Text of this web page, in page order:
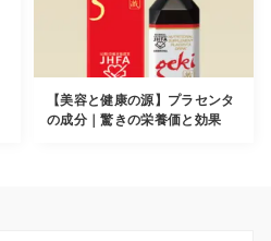
【美容と健康の源】プラセンタ
の成分｜驚きの栄養価と効果